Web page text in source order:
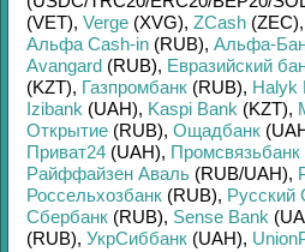
(VET), Verge (XVG), ZCash (ZEC),
Альфа Cash-in (RUB), Альфа-
Avangard (RUB), Евразийский
(KZT), Газпромбанк (RUB), Halyk
Izibank (UAH), Kaspi Bank (KZT),
Открытие (RUB), Ощадбанк
Приват24 (UAH), Промсвязьбанк
Райффайзен Аваль (RUB/UAH),
Россельхозбанк (RUB), Русский
Сбербанк (RUB), Sense Bank
(RUB), УкрСиббанк (UAH),